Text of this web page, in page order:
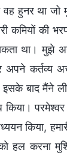
हुनर था जो
कमियों की
सकता था। मुझे
अपने कर्तव्य
इसके बाद मैंने
किया,
हल करना